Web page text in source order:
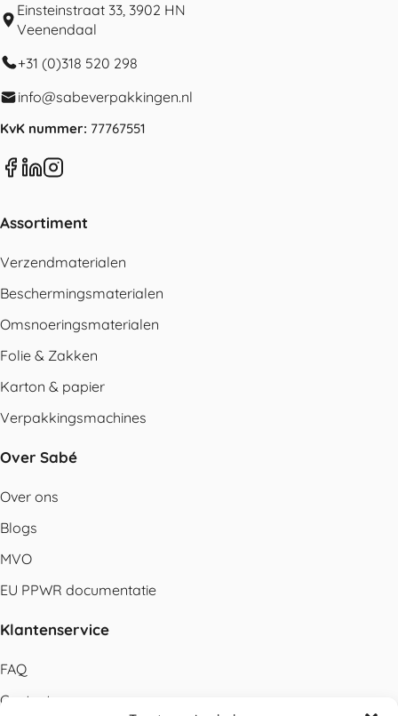
Einsteinstraat 33, 3902 HN
Veenendaal
+31 (0)318 520 298
info@sabeverpakkingen.nl
KvK nummer: 77767551
Assortiment
Verzendmaterialen
Beschermingsmaterialen
Omsnoeringsmaterialen
Folie & Zakken
Karton & papier
Verpakkingsmachines
Over Sabé
Over ons
Blogs
MVO
EU PPWR documentatie
Klantenservice
FAQ
Contact